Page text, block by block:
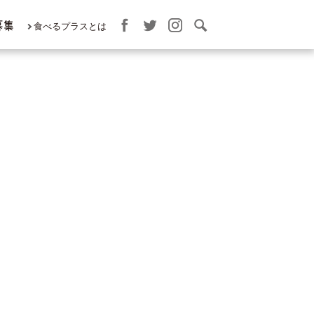
集 食べるプラスとは